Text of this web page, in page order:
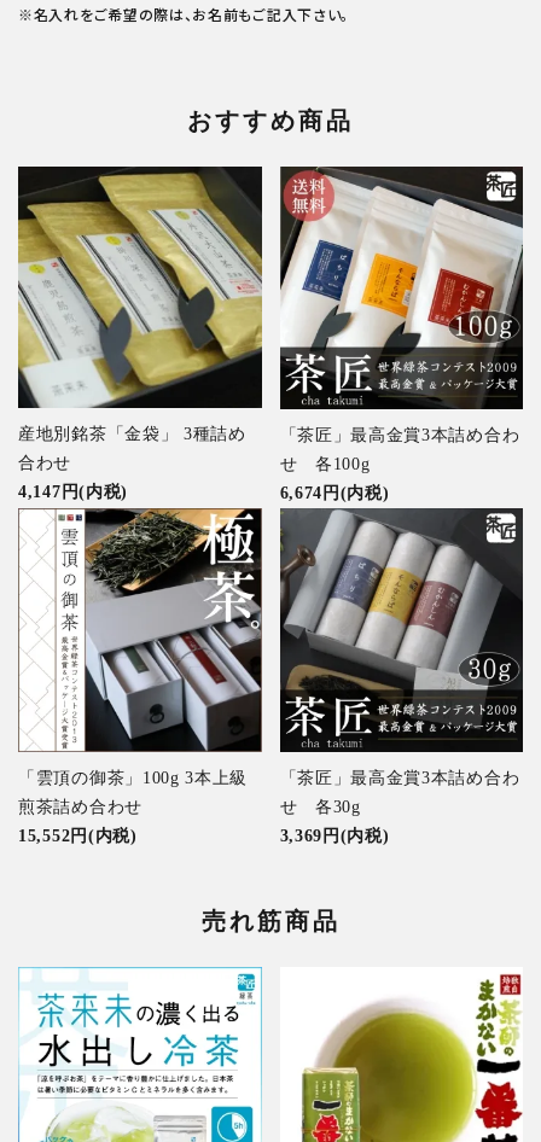
※名入れをご希望の際は、お名前もご記入下さい。
おすすめ商品
産地別銘茶「金袋」 3種詰め
合わせ
4,147円(内税)
「茶匠」最高金賞3本詰め合わ
せ 各100g
6,674円(内税)
「雲頂の御茶」100g 3本上級
煎茶詰め合わせ
15,552円(内税)
「茶匠」最高金賞3本詰め合わ
せ 各30g
3,369円(内税)
売れ筋商品